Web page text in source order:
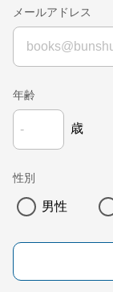
メールアドレス
年齢
歳
性別
男性